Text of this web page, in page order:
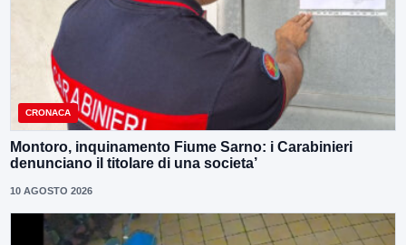
CRONACA
Montoro, inquinamento Fiume Sarno: i Carabinieri
denunciano il titolare di una societa’
10 AGOSTO 2026